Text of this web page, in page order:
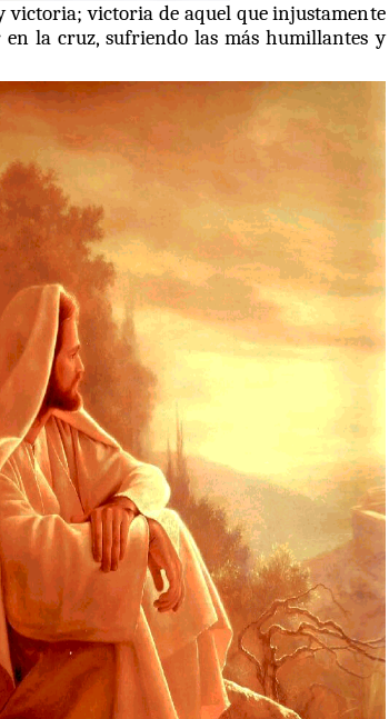
victoria; victoria de aquel que injustamente
la cruz, sufriendo las más humillantes y